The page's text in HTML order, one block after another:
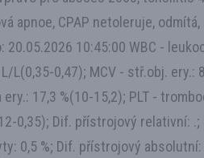
apnoe, CPAP netoleruje,
20.05.2026 10:45:00 WBC -
L(0,35-0,47); MCV - stř.obj.
ery.: 17,3 %(10-15,2); PLT -
0,35); Dif. přístrojový relativní:
0,5 %; Dif. přístrojový